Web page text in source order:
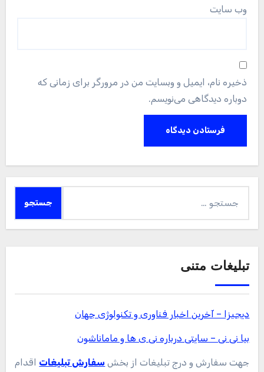
وب‌ سایت
ذخیره نام، ایمیل و وبسایت من در مرورگر برای زمانی که
دوباره دیدگاهی می‌نویسم.
برای:
تبلیغات متنی
دیجیزا – آخرین اخبار فناوری و تکنولوژی جهان
بیا نی نی – سایتی درباره نی ی ها و ماماناشون
جهت سفارش و درج تبلیغات از بخش سفارش تبلیغات اقدام